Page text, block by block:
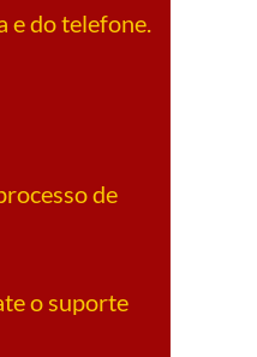
e do telefone.
de
o suporte